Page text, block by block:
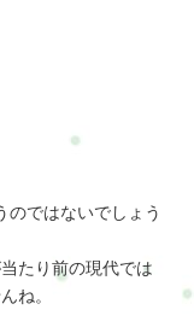
のではないでしょう
たり前の現代では
ね。